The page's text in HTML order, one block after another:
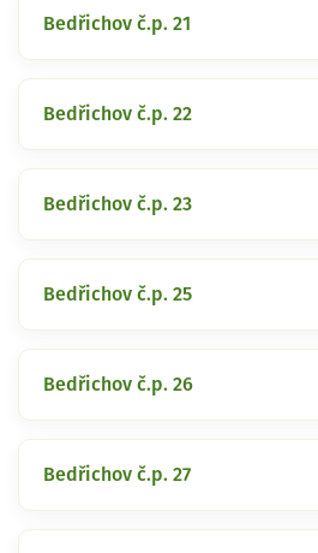
Bedřichov č.p. 21
Bedřichov č.p. 22
Bedřichov č.p. 23
Bedřichov č.p. 25
Bedřichov č.p. 26
Bedřichov č.p. 27